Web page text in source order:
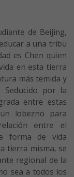
de Beijing,
a una tribu
es Chen quien
en esta tierra
más temida y
Seducido por la
entre estas
lobezno para
entre el
forma de vida
tierra misma, se
regional de la
sea a todos los